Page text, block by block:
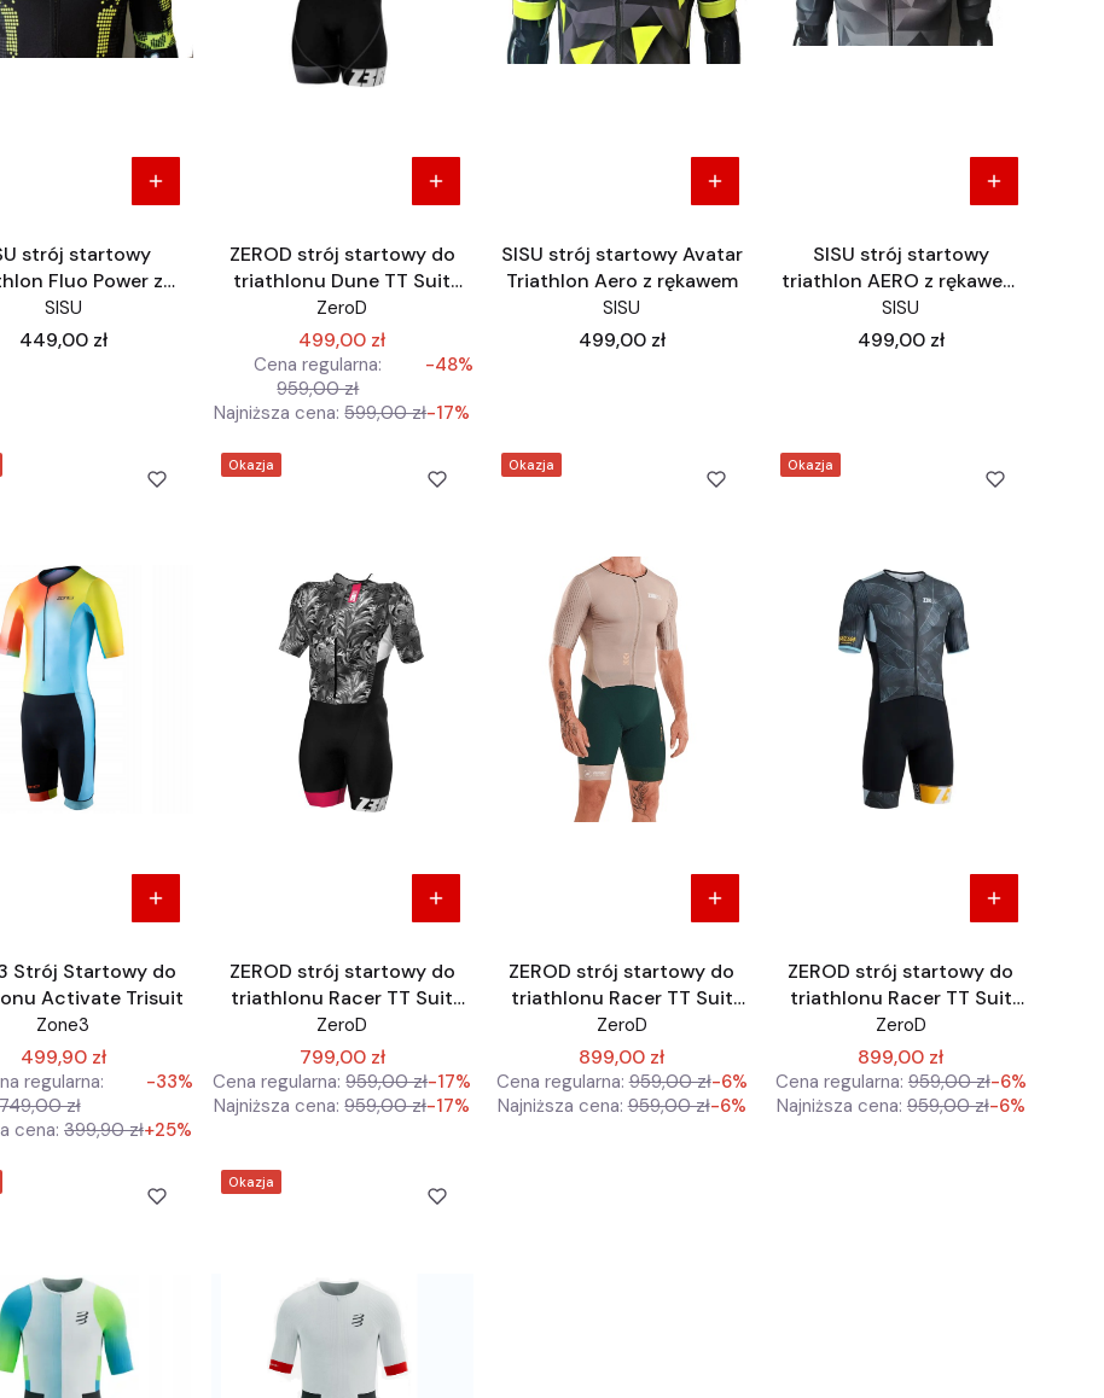
strój startowy
Fluo Power z
rękawem
SISU
Cena
449,00 zł
ZEROD strój startowy do
triathlonu Dune TT Suit
Triathlon
ZeroD
499,00 zł
Cena regularna:
959,00 zł
-48%
Najniższa cena: 599,00 zł-17%
SISU strój startowy Avatar
Triathlon Aero z rękawem
SISU
Cena
499,00 zł
SISU strój startowy
triathlon AERO z rękawem
fluo
SISU
Cena
499,00 zł
Strój Startowy do
Activate Trisuit
Zone3
499,90 zł
regularna:
zł
-33%
cena: 399,90 zł+25%
Okazja
ZEROD strój startowy do
triathlonu Racer TT Suit
Triathlon
ZeroD
799,00 zł
Cena regularna: 959,00 zł-17%
Najniższa cena: 959,00 zł-17%
Okazja
ZEROD strój startowy do
triathlonu Racer TT Suit
Triathlon
ZeroD
899,00 zł
Cena regularna: 959,00 zł-6%
Najniższa cena: 959,00 zł-6%
Okazja
ZEROD strój startowy do
triathlonu Racer TT Suit
Triathlon
ZeroD
899,00 zł
Cena regularna: 959,00 zł-6%
Najniższa cena: 959,00 zł-6%
Okazja